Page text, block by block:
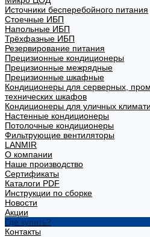
Источники бесперебойного питания
Стоечные ИБП
Напольные ИБП
Трёхфазные ИБП
Резервирование питания
Прецизионные кондиционеры
Прецизионные межрядные
Прецизионные шкафные
Кондиционеры для серверных,
технических шкафов
Кондиционеры для уличных
Настенные кондиционеры
Потолочные кондиционеры
Фильтрующие вентиляторы
LANMIR
О компании
Наше производство
Сертификаты
Каталоги PDF
Инструкции по сборке
Новости
Акции
Где купить?
Контакты